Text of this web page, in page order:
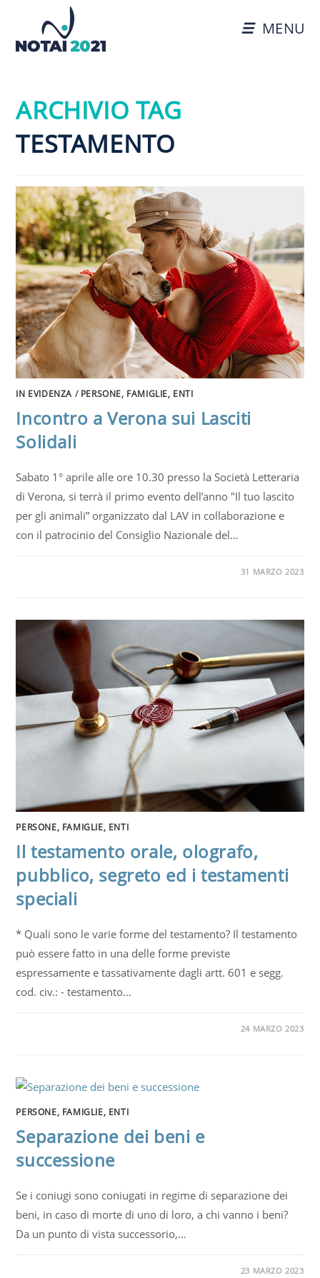
MENU
ARCHIVIO TAG
TESTAMENTO
IN EVIDENZA / PERSONE, FAMIGLIE, ENTI
Incontro a Verona sui Lasciti
Solidali
Sabato 1° aprile alle ore 10.30 presso la Società Letteraria
di Verona, si terrà il primo evento dell’anno "Il tuo lascito
per gli animali” organizzato dal LAV in collaborazione e
con il patrocinio del Consiglio Nazionale del…
31 MARZO 2023
PERSONE, FAMIGLIE, ENTI
Il testamento orale, olografo,
pubblico, segreto ed i testamenti
speciali
* Quali sono le varie forme del testamento? Il testamento
può essere fatto in una delle forme previste
espressamente e tassativamente dagli artt. 601 e segg.
cod. civ.: - testamento…
24 MARZO 2023
PERSONE, FAMIGLIE, ENTI
Separazione dei beni e
successione
Se i coniugi sono coniugati in regime di separazione dei
beni, in caso di morte di uno di loro, a chi vanno i beni?
Da un punto di vista successorio,…
23 MARZO 2023